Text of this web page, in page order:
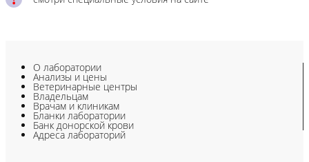
О лаборатории
Анализы и цены
Ветеринарные центры
Владельцам
Врачам и клиникам
Бланки лаборатории
Банк донорской крови
Адреса лабораторий